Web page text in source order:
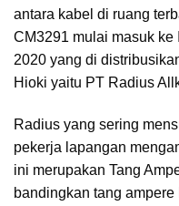
antara kabel di ruang
CM3291 mulai masuk
2020 yang di
Hioki yaitu PT Radius
Radius yang sering
pekerja lapangan
ini merupakan Tang
bandingkan tang